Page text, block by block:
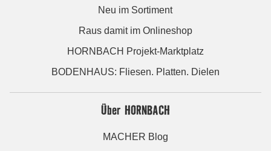
Neu im Sortiment
Raus damit im Onlineshop
HORNBACH Projekt-Marktplatz
BODENHAUS: Fliesen. Platten. Dielen
Über HORNBACH
MACHER Blog